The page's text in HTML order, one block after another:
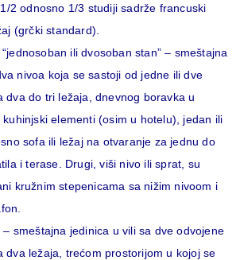
2 odnosno 1/3 studiji sadrže francuski
(grčki standard).
“jednosoban ili dvosoban stan” – smeštajna
nivoa koja se sastoji od jedne ili dve
dva do tri ležaja, dnevnog boravka u
kuhinjski elementi (osim u hotelu), jedan ili
sofa ili ležaj na otvaranje za jednu do
i terase. Drugi, viši nivo ili sprat, su
kružnim stepenicama sa nižim nivoom i
– smeštajna jedinica u vili sa dve odvojene
dva ležaja, trećom prostorijom u kojoj se